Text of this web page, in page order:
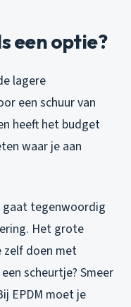
een optie?
lagere
een schuur van
heeft het budget
waar je aan
gaat tegenwoordig
Het grote
zelf doen met
scheurtje? Smeer
EPDM moet je